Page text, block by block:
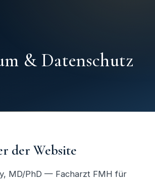
& Datenschutz
der Website
MD/PhD — Facharzt FMH für